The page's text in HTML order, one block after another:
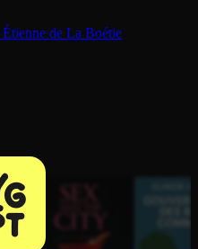
Étienne de La Boétie